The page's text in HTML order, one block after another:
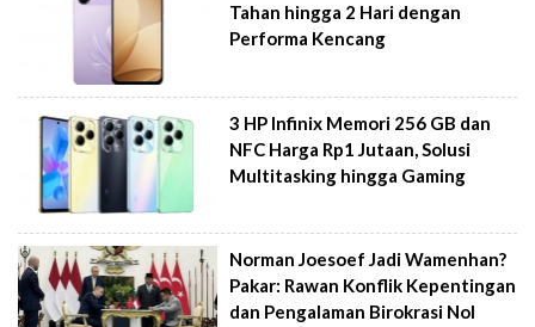
Tahan hingga 2 Hari dengan
Performa Kencang
3 HP Infinix Memori 256 GB dan
NFC Harga Rp1 Jutaan, Solusi
Multitasking hingga Gaming
Norman Joesoef Jadi Wamenhan?
Pakar: Rawan Konflik Kepentingan
dan Pengalaman Birokrasi Nol